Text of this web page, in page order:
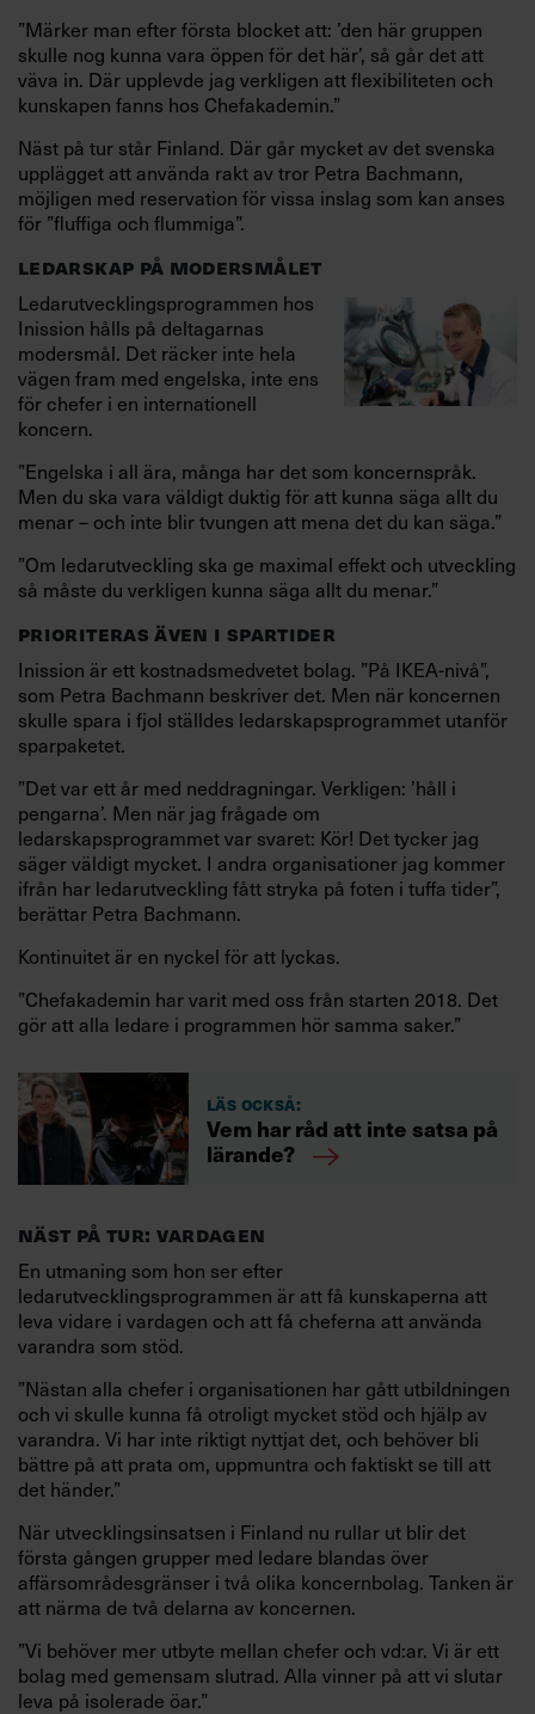
”Märker man efter första blocket att: ’den här gruppen
skulle nog kunna vara öppen för det här’, så går det att
väva in. Där upplevde jag verkligen att flexibiliteten och
kunskapen fanns hos Chefakademin.”
Näst på tur står Finland. Där går mycket av det svenska
upplägget att använda rakt av tror Petra Bachmann,
möjligen med reservation för vissa inslag som kan anses
för ”fluffiga och flummiga”.
LEDARSKAP PÅ MODERSMÅLET
Ledarutvecklingsprogrammen hos
Inission hålls på deltagarnas
modersmål. Det räcker inte hela
vägen fram med engelska, inte ens
för chefer i en internationell
koncern.
”Engelska i all ära, många har det som koncernspråk.
Men du ska vara väldigt duktig för att kunna säga allt du
menar – och inte blir tvungen att mena det du kan säga.”
”Om ledarutveckling ska ge maximal effekt och utveckling
så måste du verkligen kunna säga allt du menar.”
PRIORITERAS ÄVEN I SPARTIDER
Inission är ett kostnadsmedvetet bolag. ”På IKEA-nivå”,
som Petra Bachmann beskriver det. Men när koncernen
skulle spara i fjol ställdes ledarskapsprogrammet utanför
sparpaketet.
”Det var ett år med neddragningar. Verkligen: ’håll i
pengarna’. Men när jag frågade om
ledarskapsprogrammet var svaret: Kör! Det tycker jag
säger väldigt mycket. I andra organisationer jag kommer
ifrån har ledarutveckling fått stryka på foten i tuffa tider”,
berättar Petra Bachmann.
Kontinuitet är en nyckel för att lyckas.
”Chefakademin har varit med oss från starten 2018. Det
gör att alla ledare i programmen hör samma saker.”
Läs också:
Vem har råd att inte satsa på
lärande?
NÄST PÅ TUR: VARDAGEN
En utmaning som hon ser efter
ledarutvecklingsprogrammen är att få kunskaperna att
leva vidare i vardagen och att få cheferna att använda
varandra som stöd.
”Nästan alla chefer i organisationen har gått utbildningen
och vi skulle kunna få otroligt mycket stöd och hjälp av
varandra. Vi har inte riktigt nyttjat det, och behöver bli
bättre på att prata om, uppmuntra och faktiskt se till att
det händer.”
När utvecklingsinsatsen i Finland nu rullar ut blir det
första gången grupper med ledare blandas över
affärsområdesgränser i två olika koncernbolag. Tanken är
att närma de två delarna av koncernen.
”Vi behöver mer utbyte mellan chefer och vd:ar. Vi är ett
bolag med gemensam slutrad. Alla vinner på att vi slutar
leva på isolerade öar.”